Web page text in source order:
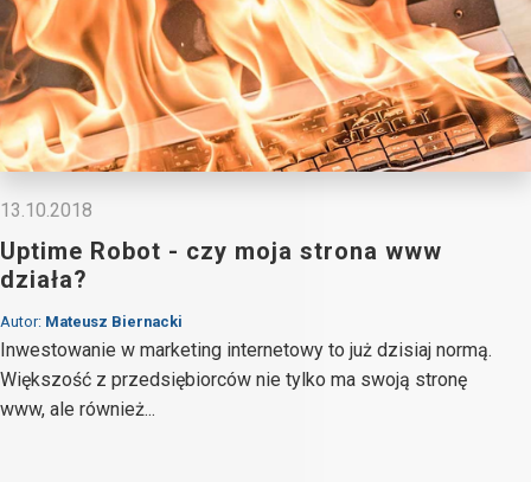
13.10.2018
Uptime Robot - czy moja strona www
działa?
Autor: Mateusz Biernacki
Inwestowanie w marketing internetowy to już dzisiaj normą.
Większość z przedsiębiorców nie tylko ma swoją stronę
www, ale również...